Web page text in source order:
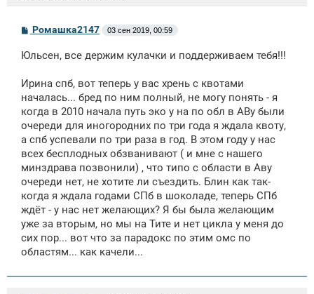
С
б
н
и
Ромашка2147 03 сен 2019, 00:59
Юльсен, все держим кулачки и поддерживаем тебя!!!
Ирина спб, вот теперь у вас хрень с квотами
началась... бред по ним полный, не могу понять - я
когда в 2010 начала путь эко у на по обл в АВу были
очереди для иногородних по три года я ждала квоту,
а спб успевали по три раза в год. В этом году у нас
всех бесплодных обзванивают ( и мне с нашего
минздрава позвонили) , что типо с области в Аву
очереди нет, не хотите ли съездить. Блин как так-
когда я ждала годами СПб в шоколаде, теперь СПб
ждёт - у нас нет желающих? Я бы была желающим
уже за вторым, но мы на Тите и нет цикла у меня до
сих пор... вот что за парадокс по этим омс по
областям... как качели...